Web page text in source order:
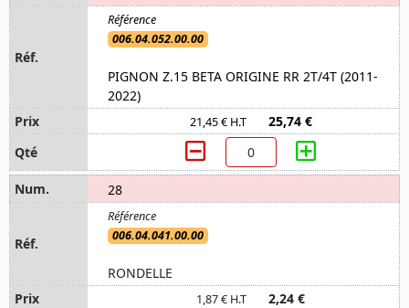
006.04.052.00.00
PIGNON Z.15 BETA ORIGINE RR 2T/4T (2011-
2022)
21,45 € H.T 25,74 €
28
006.04.041.00.00
RONDELLE
1,87 € H.T 2,24 €